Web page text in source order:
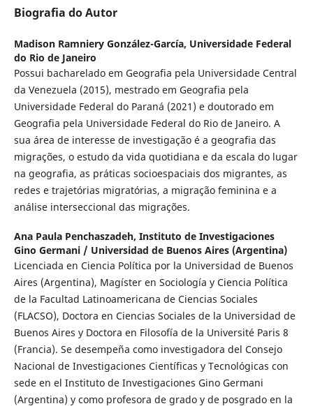
Biografia do Autor
Madison Ramniery González-García, Universidade Federal
do Rio de Janeiro
Possui bacharelado em Geografia pela Universidade Central
da Venezuela (2015), mestrado em Geografia pela
Universidade Federal do Paraná (2021) e doutorado em
Geografia pela Universidade Federal do Rio de Janeiro. A
sua área de interesse de investigação é a geografia das
migrações, o estudo da vida quotidiana e da escala do lugar
na geografia, as práticas socioespaciais dos migrantes, as
redes e trajetórias migratórias, a migração feminina e a
análise interseccional das migrações.
Ana Paula Penchaszadeh, Instituto de Investigaciones
Gino Germani / Universidad de Buenos Aires (Argentina)
Licenciada en Ciencia Política por la Universidad de Buenos
Aires (Argentina), Magíster en Sociología y Ciencia Política
de la Facultad Latinoamericana de Ciencias Sociales
(FLACSO), Doctora en Ciencias Sociales de la Universidad de
Buenos Aires y Doctora en Filosofía de la Université Paris 8
(Francia). Se desempeña como investigadora del Consejo
Nacional de Investigaciones Científicas y Tecnológicas con
sede en el Instituto de Investigaciones Gino Germani
(Argentina) y como profesora de grado y de posgrado en la